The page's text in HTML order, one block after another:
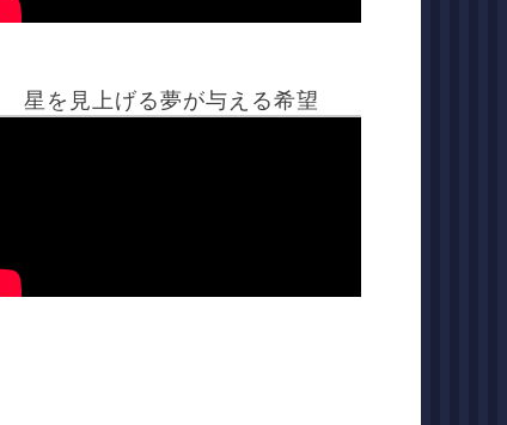
星を見上げる夢が与える希望